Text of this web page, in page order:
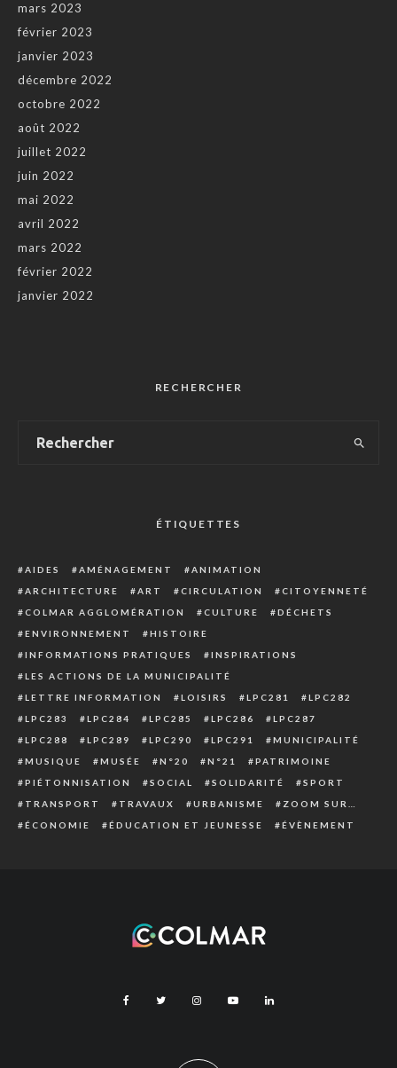
mars 2023
février 2023
janvier 2023
décembre 2022
octobre 2022
août 2022
juillet 2022
juin 2022
mai 2022
avril 2022
mars 2022
février 2022
janvier 2022
RECHERCHER
ÉTIQUETTES
AIDES AMÉNAGEMENT
ANIMATION
ARCHITECTURE
ART CIRCULATION
CITOYENNETÉ
COLMAR AGGLOMÉRATION
CULTURE
DÉCHETS
ENVIRONNEMENT
HISTOIRE
INFORMATIONS PRATIQUES
INSPIRATIONS
LES ACTIONS DE LA MUNICIPALITÉ
LETTRE INFORMATION
LOISIRS LPC281
LPC282
LPC283
LPC284 LPC285 LPC286
LPC287
LPC288
LPC289 LPC290 LPC291
MUNICIPALITÉ
MUSIQUE
MUSÉE N°20 N°21
PATRIMOINE
PIÉTONNISATION
SOCIAL SOLIDARITÉ
SPORT
TRANSPORT
TRAVAUX URBANISME
ZOOM SUR…
ÉCONOMIE
ÉDUCATION ET JEUNESSE ÉVÈNEMENT